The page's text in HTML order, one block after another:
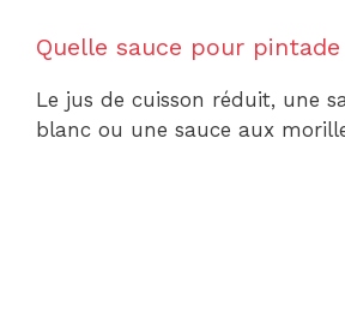
Quelle sauce pour pintade
Le jus de cuisson réduit, une
blanc ou une sauce aux